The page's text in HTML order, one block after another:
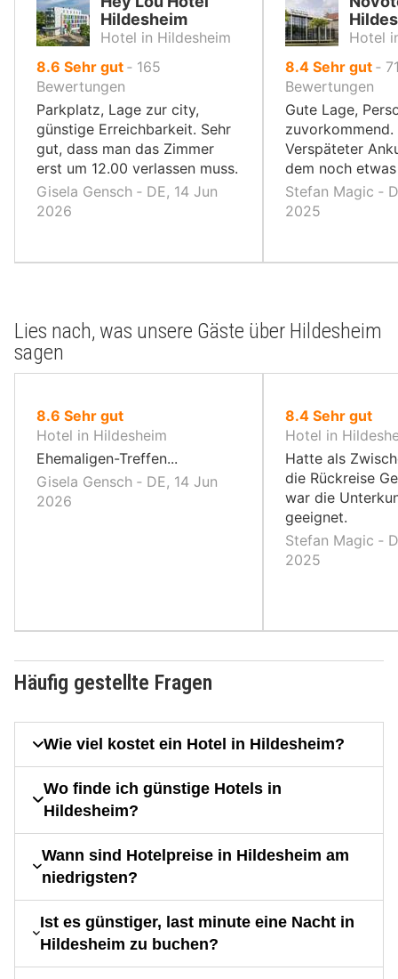
Hildesheim
Hotel in Hildesheim
8.6 von
10,
Sehr gut ‐ 165
Bewertungen
Parkplatz, Lage zur city,
günstige Erreichbarkeit. Sehr
gut, dass man das Zimmer
erst um 12.00 verlassen muss.
Gisela Gensch ‐ DE, 14 Jun
2026
Hotel
8.4von
10,
Sehr gut ‐
Bewertungen
Gute Lage,
zuvorkommend.
Verspäteter
dem noch
Stefan Magic ‐
2025
Lies nach, was unsere Gäste über Hildesheim
sagen
8.6 von
10,
Sehr gut
Hotel in Hildesheim
Ehemaligen-Treffen...
Gisela Gensch ‐ DE, 14 Jun
2026
8.4von
10,
Sehr gut
Hotel in
Hatte als
die Rückreise
war die
geeignet.
Stefan Magic ‐
2025
Häufig gestellte Fragen
Wie viel kostet ein Hotel in Hildesheim?
Wo finde ich günstige Hotels in
Hildesheim?
Wann sind Hotelpreise in Hildesheim am
niedrigsten?
Ist es günstiger, last minute eine Nacht in
Hildesheim zu buchen?